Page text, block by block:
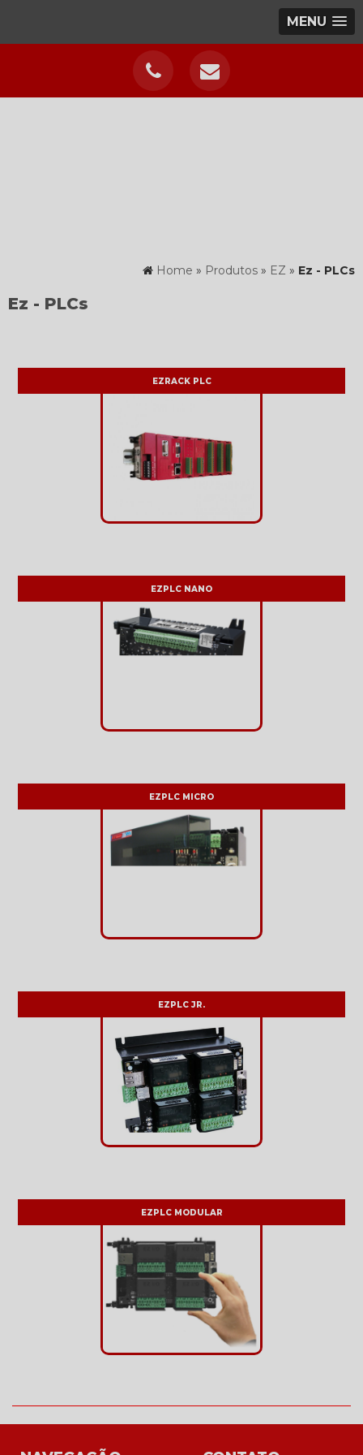
MENU
Home » Produtos » EZ » Ez - PLCs
Ez - PLCs
EZRACK PLC
EZPLC NANO
EZPLC MICRO
EZPLC JR.
EZPLC MODULAR